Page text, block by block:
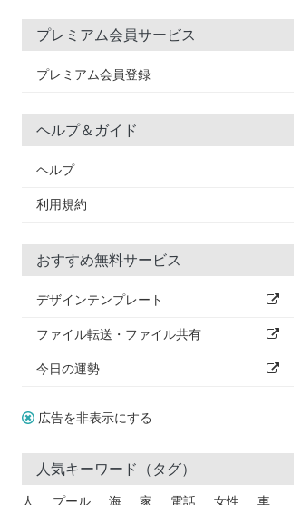
プレミアム会員サービス
プレミアム会員登録
ヘルプ＆ガイド
ヘルプ
利用規約
おすすめ無料サービス
デザインテンプレート
ファイル転送・ファイル共有
今日の運勢
広告を非表示にする
人気キーワード（タグ）
人 プール 海 家 電話 女性 車